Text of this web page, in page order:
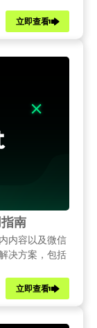
立即查看
南
内容以及微信
决方案，包括
立即查看